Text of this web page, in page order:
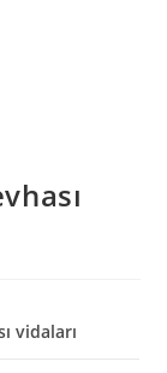
vidaları